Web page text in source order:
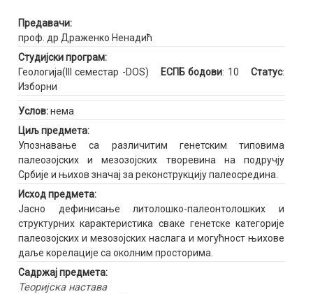
Предавачи:
проф. др Драженко Ненадић
Студијски програм:
Геологија(III семестар -DOS)
ЕСПБ бодови: 10Статус:
Изборни
Услов:нема
Циљ предмета:
Упознавање са различитим генетским типовима
палеозојских и мезозојских творевина на подручју
Србије и њихов значај за реконструкцију палеосредина.
Исход предмета:
Јасно дефинисање литолошко-палеонтолошких и
структурних карактеристика сваке генетске категорије
палеозојских и мезозојских наслага и могућност њихове
даље корелације са околним просторима.
Садржај предмета:
Теоријска настава